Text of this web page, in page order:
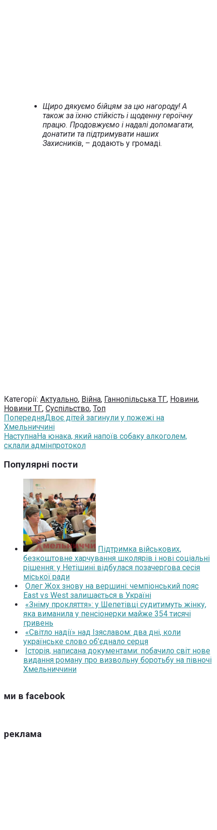
Щиро дякуємо бійцям за цю нагороду! А
також за їхню стійкість і щоденну героїчну
працю. Продовжуємо і надалі допомагати,
донатити та підтримувати наших
Захисників, – додають у громаді.
Категорії: Актуально, Війна, Ганнопільська ТГ, Новини,
Новини ТГ, Суспільство, Топ
ПопередняДвоє дітей загинули у пожежі на
Хмельниччині
НаступнаНа юнака, який напоїв собаку алкоголем,
склали адмінпротокол
Популярні пости
Підтримка військових,
безкоштовне харчування школярів і нові соціальні
рішення: у Нетішині відбулася позачергова сесія
міської ради
Олег Жох знову на вершині: чемпіонський пояс
East vs West залишається в Україні
«Зніму прокляття»: у Шепетівці судитимуть жінку,
яка виманила у пенсіонерки майже 354 тисячі
гривень
«Світло надії» над Ізяславом: два дні, коли
українське слово об’єднало серця
Історія, написана документами: побачило світ нове
видання роману про визвольну боротьбу на півночі
Хмельниччини
ми в facebook
реклама